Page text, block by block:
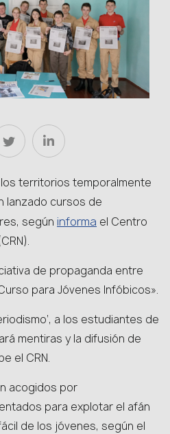
territorios temporalmente
lanzado cursos de
según informa el Centro
de propaganda entre
para Jóvenes Infóbicos».
a los estudiantes de
mentiras y la difusión de
el CRN.
acogidos por
para explotar el afán
de los jóvenes, según el